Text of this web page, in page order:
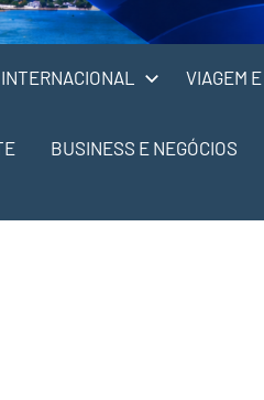
INTERNACIONAL VIAGEM
BUSINESS E NEGÓCIOS